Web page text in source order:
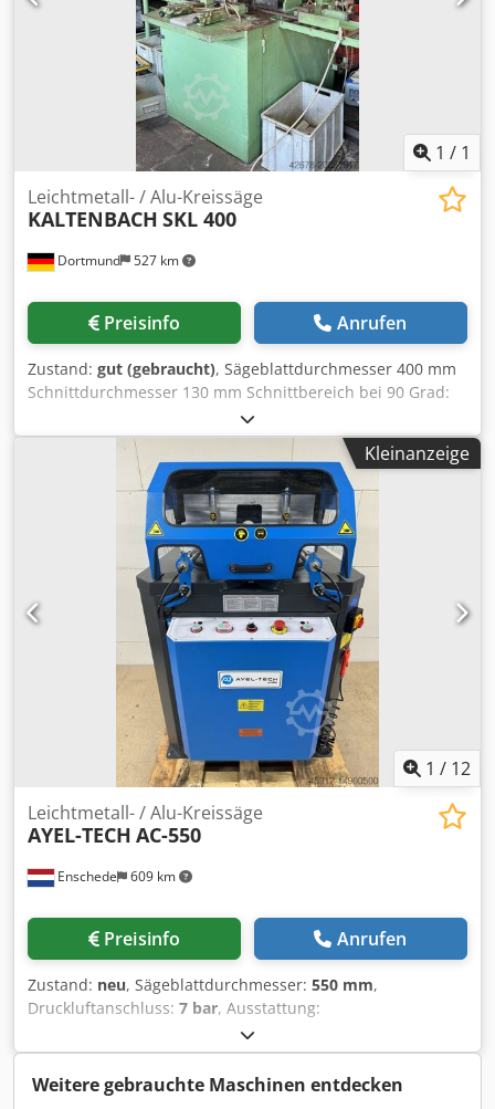
1 / 1
Dortmund 527 km
Leichtmetall- / Alu-Kreissäge
KALTENBACH SKL 400
Preisinfo Anrufen
Zustand: gut (gebraucht), Sägeblattdurchmesser 400 mm
Schnittdurchmesser 130 mm Schnittbereich bei 90 Grad:
flach 260 x 60 mm Schnittbereich bei 90 Grad: vierkant 105
mm Chsdpfx Aex Rvb Sjftoa Schnittbereich bei 45 Grad:
flach 200 x 45 mm Schnittbereich bei 45 Grad: vierkant 90
mm Drehzahlbereich, 2 stufen 1400 / 2800 U/min.
Antriebsleistung, polumschaltbar 2 / 4 kW Maschinenmaße
L x B x H ca. 1100 x 1100 x 1700 mm Gewicht ca. 850 kg
Siegfried Volz Werkzeugmaschinen Rüschebrinkstr. 151-
153 DE – 44143 Dortmund - Wambel / Germany
Kleinanzeige
1 / 12
Enschede 609 km
Leichtmetall- / Alu-Kreissäge
AYEL-TECH AC-550
Preisinfo Anrufen
Zustand: neu, Sägeblattdurchmesser: 550 mm,
Druckluftanschluss: 7 bar, Ausstattung:
, - Sägeblatt 550 mm -
Doppelte Gehrung - 4 pneumatische Klemmen Chsdpsrh
Dkysfx Aftea - Hydrocheck-System - Nebelschmiersystem -
1 Rollenbahn 300 cm - 1 Rollenbahn 300 cm mit
Weitere gebrauchte Maschinen entdecken